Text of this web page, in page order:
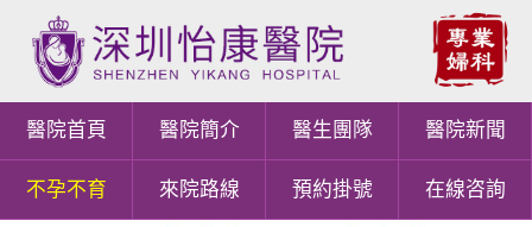
醫院首頁 醫院簡介 醫生團隊 醫院新聞
不孕不育 來院路線 預約掛號 在線咨詢